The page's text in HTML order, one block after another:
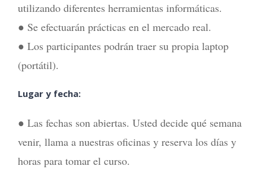
utilizando diferentes herramientas informáticas.
● Se efectuarán prácticas en el mercado real.
● Los participantes podrán traer su propia laptop
(portátil).
Lugar y fecha:
● Las fechas son abiertas. Usted decide qué semana
venir, llama a nuestras oficinas y reserva los días y
horas para tomar el curso.